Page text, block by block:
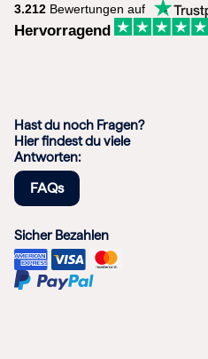
3.212 Bewertungen auf
Hervorragend
Hast du noch Fragen?
Hier findest du viele
Antworten:
FAQs
Sicher Bezahlen